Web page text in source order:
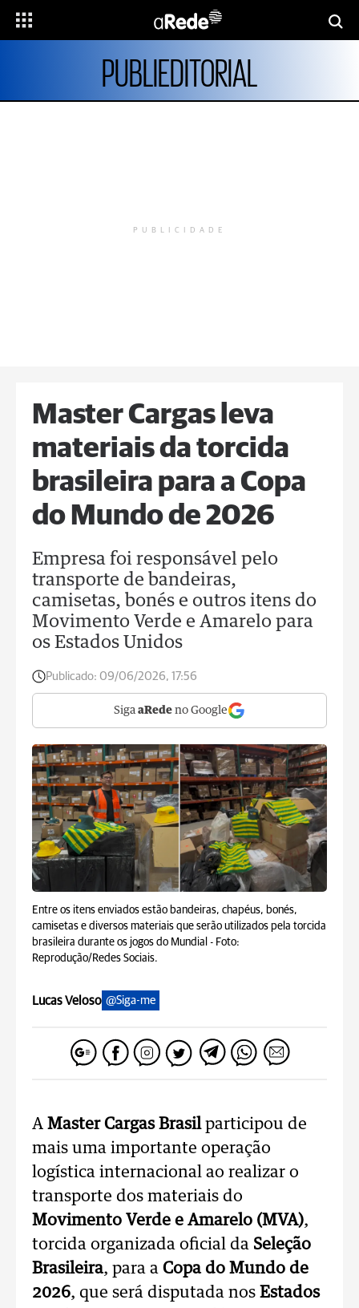
PUBLIEDITORIAL
PUBLICIDADE
Master Cargas leva
materiais da torcida
brasileira para a Copa
do Mundo de 2026
Empresa foi responsável pelo
transporte de bandeiras,
camisetas, bonés e outros itens do
Movimento Verde e Amarelo para
os Estados Unidos
Publicado: 09/06/2026, 17:56
Siga aRede no Google
Entre os itens enviados estão bandeiras, chapéus, bonés,
camisetas e diversos materiais que serão utilizados pela torcida
brasileira durante os jogos do Mundial - Foto:
Reprodução/Redes Sociais.
Lucas Veloso @Siga-me
A Master Cargas Brasilparticipou de
mais uma importante operação
logística internacional ao realizar o
transporte dos materiais do
Movimento Verde e Amarelo (MVA),
torcida organizada oficial da Seleção
Brasileira, para a Copa do Mundo de
2026, que será disputada nos Estados